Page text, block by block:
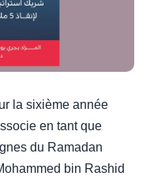
la sixième année
en tant que
du Ramadan
bin Rashid